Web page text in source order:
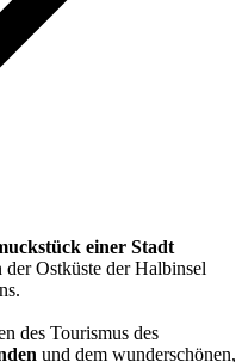
einer Stadt
Ostküste der Halbinsel
des Tourismus des
und dem wunderschönen,